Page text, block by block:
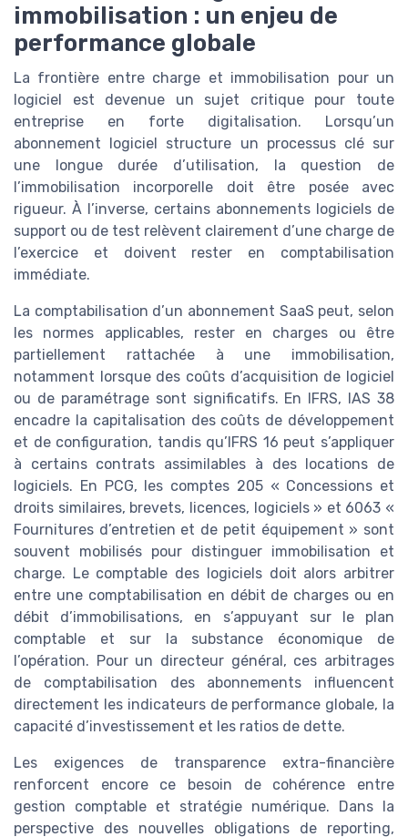
immobilisation : un enjeu de
performance globale
La frontière entre charge et immobilisation pour un
logiciel est devenue un sujet critique pour toute
entreprise en forte digitalisation. Lorsqu’un
abonnement logiciel structure un processus clé sur
une longue durée d’utilisation, la question de
l’immobilisation incorporelle doit être posée avec
rigueur. À l’inverse, certains abonnements logiciels de
support ou de test relèvent clairement d’une charge de
l’exercice et doivent rester en comptabilisation
immédiate.
La comptabilisation d’un abonnement SaaS peut, selon
les normes applicables, rester en charges ou être
partiellement rattachée à une immobilisation,
notamment lorsque des coûts d’acquisition de logiciel
ou de paramétrage sont significatifs. En IFRS, IAS 38
encadre la capitalisation des coûts de développement
et de configuration, tandis qu’IFRS 16 peut s’appliquer
à certains contrats assimilables à des locations de
logiciels. En PCG, les comptes 205 « Concessions et
droits similaires, brevets, licences, logiciels » et 6063 «
Fournitures d’entretien et de petit équipement » sont
souvent mobilisés pour distinguer immobilisation et
charge. Le comptable des logiciels doit alors arbitrer
entre une comptabilisation en débit de charges ou en
débit d’immobilisations, en s’appuyant sur le plan
comptable et sur la substance économique de
l’opération. Pour un directeur général, ces arbitrages
de comptabilisation des abonnements influencent
directement les indicateurs de performance globale, la
capacité d’investissement et les ratios de dette.
Les exigences de transparence extra-financière
renforcent encore ce besoin de cohérence entre
gestion comptable et stratégie numérique. Dans la
perspective des nouvelles obligations de reporting,